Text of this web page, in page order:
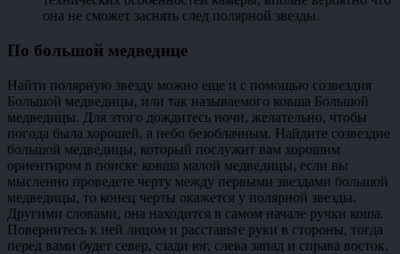
она не сможет заснять след полярной звезды.
По большой медведице
Найти полярную звезду можно еще и с помощью созвездия
Большой медведицы, или так называемого ковша Большой
медведицы. Для этого дождитесь ночи, желательно, чтобы
погода была хорошей, а небо безоблачным. Найдите созвездие
большой медведицы, который послужит вам хорошим
ориентиром в поиске ковша малой медведицы, если вы
мысленно проведете черту между первыми звездами большой
медведицы, то конец черты окажется у полярной звезды.
Другими словами, она находится в самом начале ручки коша.
Повернитесь к ней лицом и расставьте руки в стороны, тогда
перед вами будет север, сзади юг, слева запад и справа восток.